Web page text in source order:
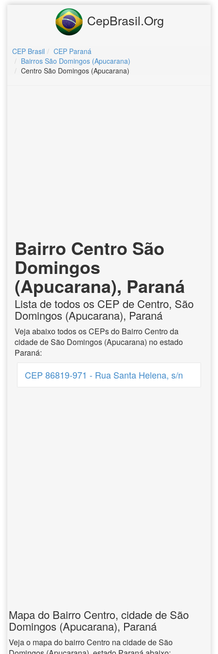
CepBrasil.Org
CEP Brasil
CEP Paraná
Bairros São Domingos (Apucarana)
Centro São Domingos (Apucarana)
Bairro Centro São
Domingos
(Apucarana), Paraná
Lista de todos os CEP de Centro, São
Domingos (Apucarana), Paraná
Veja abaixo todos os CEPs do Bairro Centro da
cidade de São Domingos (Apucarana) no estado
Paraná:
CEP 86819-971 - Rua Santa Helena, s/n
Mapa do Bairro Centro, cidade de São
Domingos (Apucarana), Paraná
Veja o mapa do bairro Centro na cidade de São